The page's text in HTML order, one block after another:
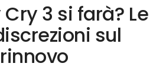
3 si farà? Le
sul